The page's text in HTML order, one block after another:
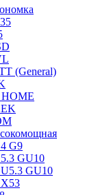
(General)
HOME
G9
GU10
GU10